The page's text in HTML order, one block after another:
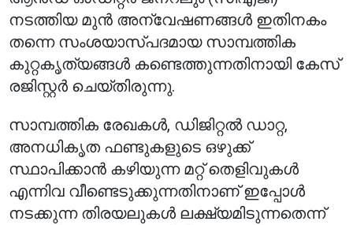
നടത്തിയ മുൻ അന്വേഷണങ്ങൾ ഇതിനകം
തന്നെ സംശയാസ്പദമായ സാമ്പത്തിക
കുറ്റകൃത്യങ്ങൾ കണ്ടെത്തുന്നതിനായി കേസ്
രജിസ്റ്റർ ചെയ്തിരുന്നു.
സാമ്പത്തിക രേഖകൾ, ഡിജിറ്റൽ ഡാറ്റ,
അനധികൃത ഫണ്ടുകളുടെ ഒഴുക്ക്
സ്ഥാപിക്കാൻ കഴിയുന്ന മറ്റ് തെളിവുകൾ
എന്നിവ വീണ്ടെടുക്കുന്നതിനാണ് ഇപ്പോൾ
നടക്കുന്ന തിരയലുകൾ ലക്ഷ്യമിടുന്നതെന്ന്